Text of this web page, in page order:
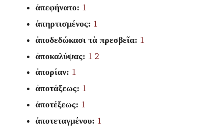
ἀπεφήνατο: 1
ἀπηρτισμένος: 1
ἀποδεδώκασι τὰ πρεσβεῖα: 1
ἀποκαλύψας: 1 2
ἀπορίαν: 1
ἀποτάξεως: 1
ἀποτέξεως: 1
ἀποτεταγμένου: 1